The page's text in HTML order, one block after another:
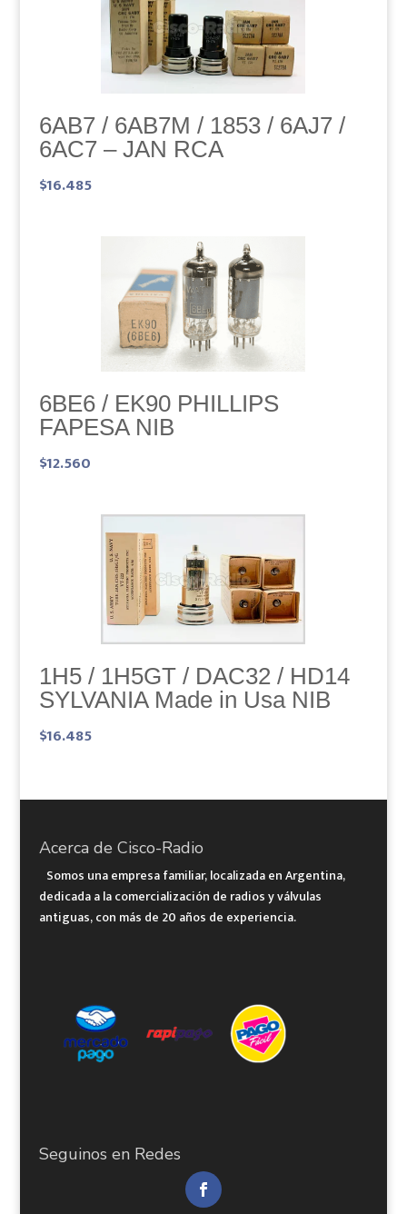
6AB7 / 6AB7M / 1853 / 6AJ7 /
6AC7 – JAN RCA
$16.485
6BE6 / EK90 PHILLIPS
FAPESA NIB
$12.560
1H5 / 1H5GT / DAC32 / HD14
SYLVANIA Made in Usa NIB
$16.485
Acerca de Cisco-Radio
Somos una empresa familiar, localizada en Argentina,
dedicada a la comercialización de radios y válvulas
antiguas, con más de 20 años de experiencia.
Seguinos en Redes